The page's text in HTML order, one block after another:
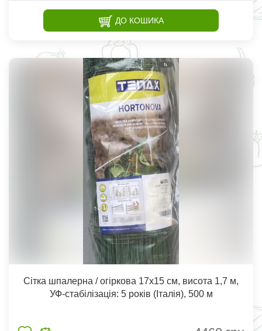
ДО КОШИКА
Сітка шпалерна / огіркова 17х15 см, висота 1,7 м,
УФ-стабілізація: 5 років (Італія), 500 м